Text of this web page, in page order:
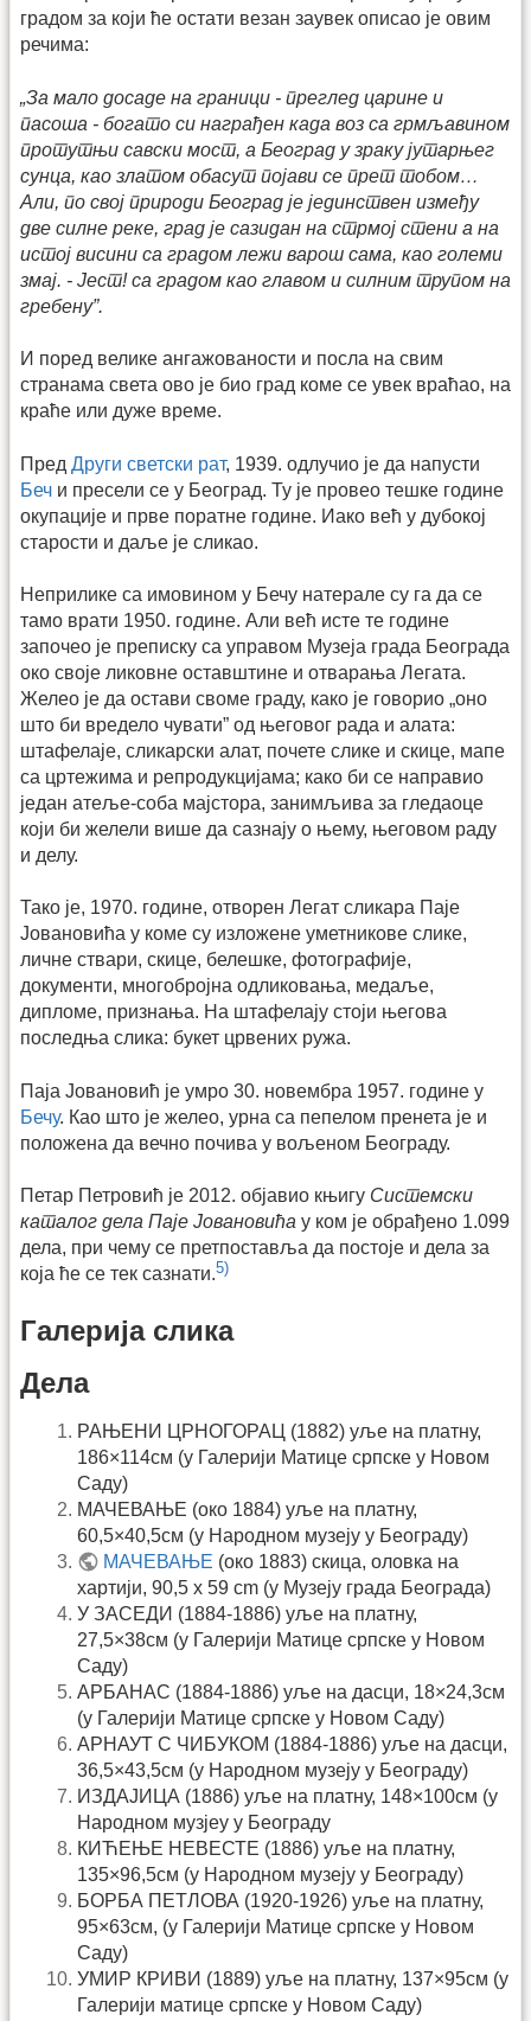
градом за који ће остати везан заувек описао је овим
речима:
„За мало досаде на граници - преглед царине и
пасоша - богато си награђен када воз са грмљавином
протутњи савски мост, а Београд у зраку јутарњег
сунца, као златом обасут појави се прет тобом…
Али, по свој природи Београд је јединствен између
две силне реке, град је сазидан на стрмој стени а на
истој висини са градом лежи варош сама, као големи
змај. - Јест! са градом као главом и силним трупом на
гребену”.
И поред велике ангажованости и посла на свим
странама света ово је био град коме се увек враћао, на
краће или дуже време.
Пред Други светски рат, 1939. одлучио је да напусти
Беч и пресели се у Београд. Ту је провео тешке године
окупације и прве поратне године. Иако већ у дубокој
старости и даље је сликао.
Неприлике са имовином у Бечу натерале су га да се
тамо врати 1950. године. Али већ исте те године
започео је преписку са управом Музеја града Београда
око своје ликовне оставштине и отварања Легата.
Желео је да остави своме граду, како је говорио „оно
што би вредело чувати” од његовог рада и алата:
штафелаје, сликарски алат, почете слике и скице, мапе
са цртежима и репродукцијама; како би се направио
један атеље-соба мајстора, занимљива за гледаоце
који би желели више да сазнају о њему, његовом раду
и делу.
Тако је, 1970. године, отворен Легат сликара Паје
Јовановића у коме су изложене уметникове слике,
личне ствари, скице, белешке, фотографије,
документи, многобројна одликовања, медаље,
дипломе, признања. На штафелају стоји његова
последња слика: букет црвених ружа.
Паја Јовановић је умро 30. новембра 1957. године у
Бечу. Као што је желео, урна са пепелом пренета је и
положена да вечно почива у вољеном Београду.
Петар Петровић је 2012. објавио књигу Системски
каталог дела Паје Јовановића у ком је обрађено 1.099
дела, при чему се претпоставља да постоје и дела за
која ће се тек сазнати.5)
Галерија слика
Дела
РАЊЕНИ ЦРНОГОРАЦ (1882) уље на платну,
186×114см (у Галерији Матице српске у Новом
Саду)
МАЧЕВАЊЕ (око 1884) уље на платну,
60,5×40,5см (у Народном музеју у Београду)
МАЧЕВАЊЕ (око 1883) скица, оловка на
хартији, 90,5 x 59 cm (у Музеју града Београда)
У ЗАСЕДИ (1884-1886) уље на платну,
27,5×38см (у Галерији Матице српске у Новом
Саду)
АРБАНАС (1884-1886) уље на дасци, 18×24,3см
(у Галерији Матице српске у Новом Саду)
АРНАУТ С ЧИБУКОМ (1884-1886) уље на дасци,
36,5×43,5см (у Народном музеју у Београду)
ИЗДАЈИЦА (1886) уље на платну, 148×100см (у
Народном музјеу у Београду
КИЋЕЊЕ НЕВЕСТЕ (1886) уље на платну,
135×96,5см (у Народном музеју у Београду)
БОРБА ПЕТЛОВА (1920-1926) уље на платну,
95×63см, (у Галерији Матице српске у Новом
Саду)
УМИР КРИВИ (1889) уље на платну, 137×95см (у
Галерији матице српске у Новом Саду)